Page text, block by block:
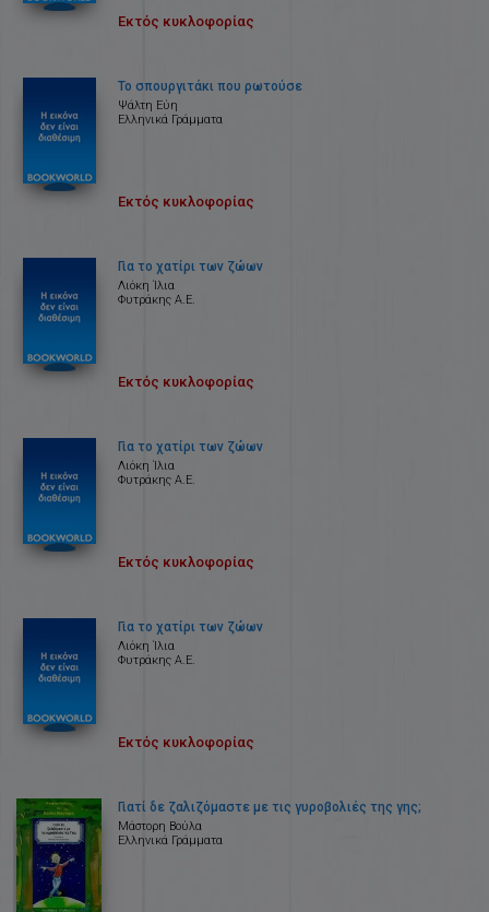
Εκτός κυκλοφορίας
Το σπουργιτάκι που ρωτούσε
Ψάλτη Εύη
Ελληνικά Γράμματα
Εκτός κυκλοφορίας
Για το χατίρι των ζώων
Λιόκη Ίλια
Φυτράκης Α.Ε.
Εκτός κυκλοφορίας
Για το χατίρι των ζώων
Λιόκη Ίλια
Φυτράκης Α.Ε.
Εκτός κυκλοφορίας
Για το χατίρι των ζώων
Λιόκη Ίλια
Φυτράκης Α.Ε.
Εκτός κυκλοφορίας
Γιατί δε ζαλιζόμαστε με τις γυροβολιές της γης;
Μάστορη Βούλα
Ελληνικά Γράμματα